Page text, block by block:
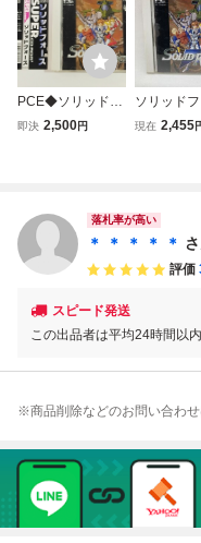
PCE◆ソリッドフ
ォース◆帯ハガキ
即決 2,500円
ソリッド
PCエンジ
現在 2,455
落札率が高い
＊ ＊ ＊ ＊ ＊
評価
スピード発送
この出品者は平均24時間以
※商品削除などのお問い合わせ